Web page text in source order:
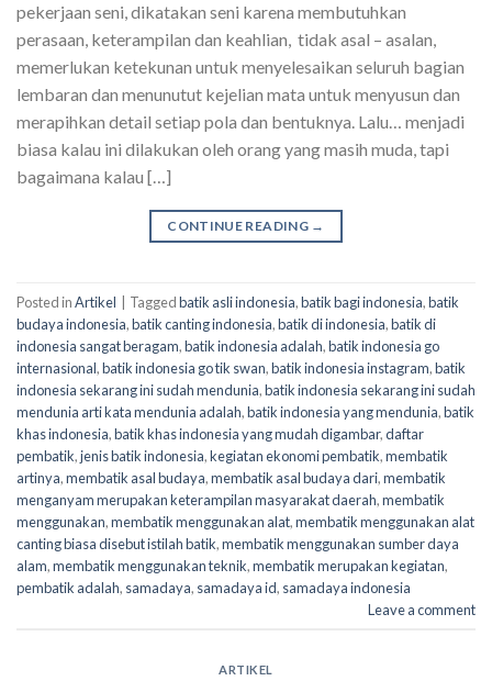
pekerjaan seni, dikatakan seni karena membutuhkan
perasaan, keterampilan dan keahlian, tidak asal – asalan,
memerlukan ketekunan untuk menyelesaikan seluruh bagian
lembaran dan menunutut kejelian mata untuk menyusun dan
merapihkan detail setiap pola dan bentuknya. Lalu… menjadi
biasa kalau ini dilakukan oleh orang yang masih muda, tapi
bagaimana kalau […]
CONTINUE READING →
Posted inArtikel Taggedbatik asli indonesia,batik bagi indonesia,batik
budaya indonesia,batik canting indonesia,batik di indonesia,batik di
indonesia sangat beragam,batik indonesia adalah,batik indonesia go
internasional,batik indonesia go tik swan,batik indonesia instagram,batik
indonesia sekarang ini sudah mendunia,batik indonesia sekarang ini sudah
mendunia arti kata mendunia adalah,batik indonesia yang mendunia,batik
khas indonesia,batik khas indonesia yang mudah digambar,daftar
pembatik,jenis batik indonesia,kegiatan ekonomi pembatik,membatik
artinya,membatik asal budaya,membatik asal budaya dari,membatik
menganyam merupakan keterampilan masyarakat daerah,membatik
menggunakan,membatik menggunakan alat,membatik menggunakan alat
canting biasa disebut istilah batik,membatik menggunakan sumber daya
alam,membatik menggunakan teknik,membatik merupakan kegiatan,
pembatik adalah, samadaya, samadaya id, samadaya indonesia
Leave a comment
ARTIKEL